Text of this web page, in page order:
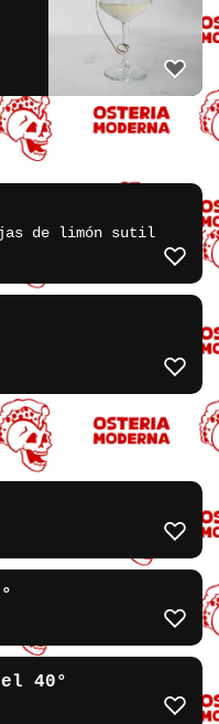
de limón sutil
40°